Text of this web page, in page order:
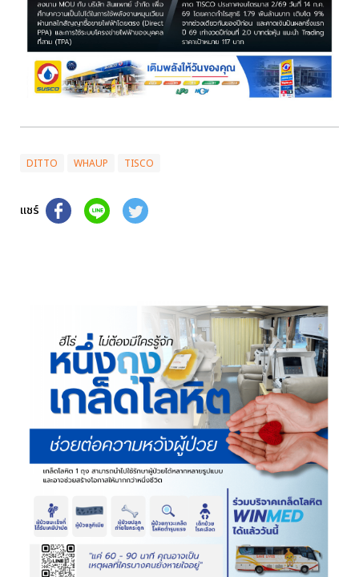
DITTO WHAUP TISCO
แชร์